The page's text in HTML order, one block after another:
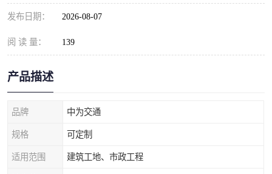
发布日期： 2026-08-07
阅 读 量： 139
产品描述
品牌 中为交通
规格 可定制
适用范围 建筑工地、市政工程